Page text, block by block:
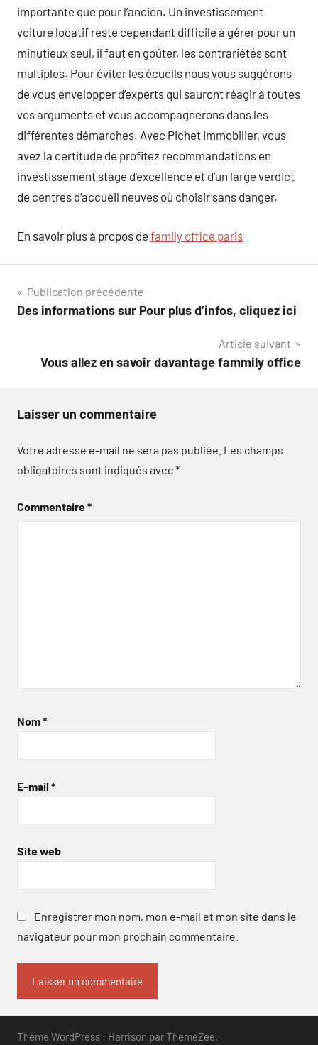
importante que pour l’ancien. Un investissement
voiture locatif reste cependant difficile à gérer pour un
minutieux seul, il faut en goûter, les contrariétés sont
multiples. Pour éviter les écueils nous vous suggérons
de vous envelopper d’experts qui sauront réagir à toutes
vos arguments et vous accompagnerons dans les
différentes démarches. Avec Pichet Immobilier, vous
avez la certitude de profitez recommandations en
investissement stage d’excellence et d’un large verdict
de centres d’accueil neuves où choisir sans danger.
En savoir plus à propos de family office paris
Navigation
de
Publication précédente
Des informations sur Pour plus d’infos, cliquez ici
Article suivant
Vous allez en savoir davantage fammily office
Laisser un commentaire
Votre adresse e-mail ne sera pas publiée. Les champs
obligatoires sont indiqués avec*
Commentaire*
Nom*
E-mail *
Site web
Enregistrer mon nom, mon e-mail et mon site dans le
navigateur pour mon prochain commentaire.
Thème WordPress : Harrison par ThemeZee.